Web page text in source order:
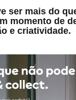
ser mais do
momento de
e criatividade.